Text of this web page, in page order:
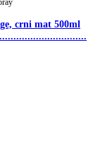
crni mat 500ml